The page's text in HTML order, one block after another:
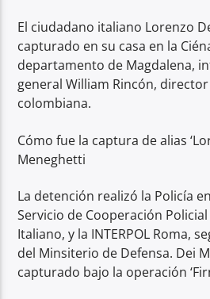
El ciudadano italiano Lorenzo
capturado en su casa en la
departamento de Magdalena,
general William Rincón,
colombiana.
Cómo fue la captura de alias
Meneghetti
La detención realizó la Policía
Servicio de Cooperación
Italiano, y la INTERPOL Roma,
del Minsiterio de Defensa. Dei
capturado bajo la operación